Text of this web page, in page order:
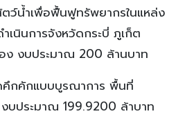
ว์น้ำเพื่อฟื้นฟูทรัพยากรในแหล่ง
เนินการจังหวัดกระบี่ ภูเก็ต
ง งบประมาณ 200 ล้านบาท
คึกคักแบบบูรณาการ พื้นที่
บประมาณ 199.9200 ล้าบาท